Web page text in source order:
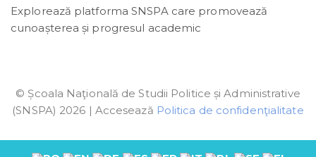
Explorează platforma SNSPA care promovează
cunoașterea și progresul academic
© Școala Naţională de Studii Politice și Administrative
(SNSPA) 2026 | Accesează Politica de confidenţialitate